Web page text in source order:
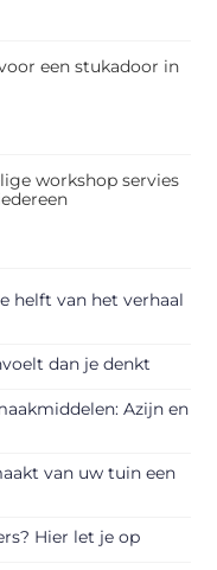
een stukadoor in
workshop servies
helft van het verhaal
dan je denkt
Azijn en
van uw tuin een
Hier let je op